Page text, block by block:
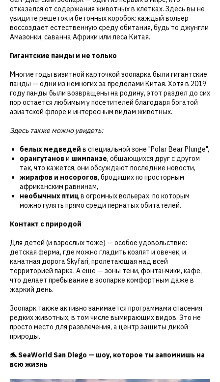
отказался от содержания животных в клетках. Здесь вы не
увидите решеток и бетонных коробок: каждый вольер
воссоздает естественную среду обитания, будь то джунгли
Амазонки, саванна Африки или леса Китая.
Гигантские панды и не только
Многие годы визитной карточкой зоопарка были гигантские
панды — одни из немногих за пределами Китая. Хотя в 2019
году панды были возвращены на родину, этот раздел до сих
пор остается любимым у посетителей благодаря богатой
азиатской флоре и интересным видам животных.
Здесь также можно увидеть:
белых медведей в специальной зоне "Polar Bear Plunge",
орангутанови шимпанзе, общающихся друг с другом
так, что кажется, они обсуждают последние новости,
жирафов и носорогов, бродящих по просторным
африканским равнинам,
необычных птиц в огромных вольерах, по которым
можно гулять прямо среди пернатых обитателей.
Контакт с природой
Для детей (и взрослых тоже) — особое удовольствие:
детская ферма, где можно гладить козлят и овечек, и
канатная дорога Skyfari, пролетающая над всей
территорией парка. А еще — зоны тени, фонтанчики, кафе,
что делает пребывание в зоопарке комфортным даже в
жаркий день.
Зоопарк также активно занимается программами спасения
редких животных, в том числе вымирающих видов. Это не
просто место для развлечения, а центр защиты дикой
природы.
🐬 SeaWorld San Diego — шоу, которое ты запомнишь на
всю жизнь